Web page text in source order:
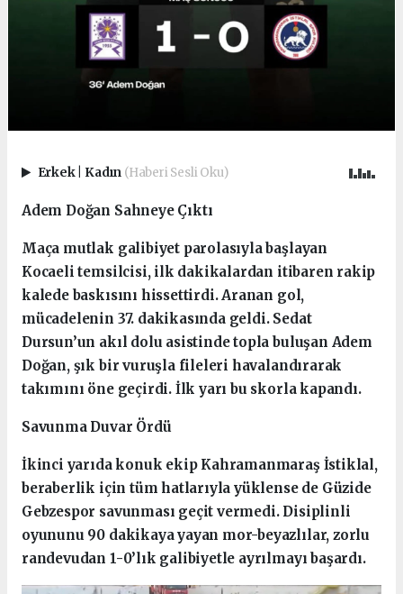
Erkek Kadın (Haberi Sesli Oku)
Adem Doğan Sahneye Çıktı
Maça mutlak galibiyet parolasıyla başlayan
Kocaeli temsilcisi, ilk dakikalardan itibaren rakip
kalede baskısını hissettirdi. Aranan gol,
mücadelenin 37. dakikasında geldi. Sedat
Dursun’un akıl dolu asistinde topla buluşan Adem
Doğan, şık bir vuruşla fileleri havalandırarak
takımını öne geçirdi. İlk yarı bu skorla kapandı.
Savunma Duvar Ördü
İkinci yarıda konuk ekip Kahramanmaraş İstiklal,
beraberlik için tüm hatlarıyla yüklense de Güzide
Gebzespor savunması geçit vermedi. Disiplinli
oyununu 90 dakikaya yayan mor-beyazlılar, zorlu
randevudan 1-0’lık galibiyetle ayrılmayı başardı.